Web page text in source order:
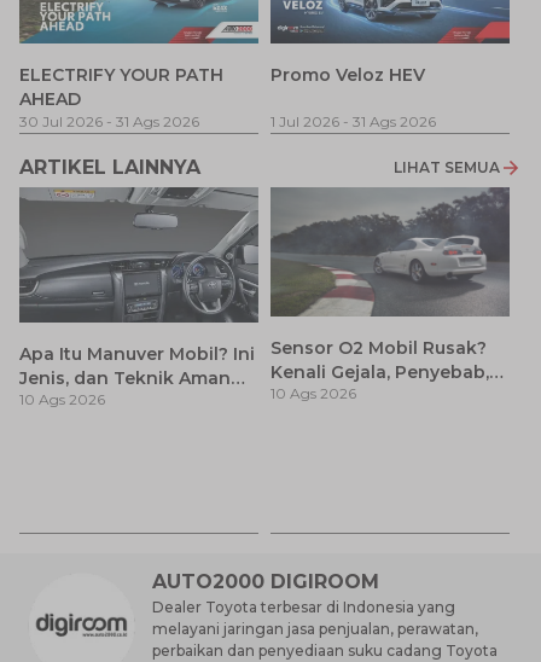
ELECTRIFY YOUR PATH
AHEAD
30 Jul 2026 - 31 Ags 2026
Promo Veloz HEV
1 Jul 2026 - 31 Ags 2026
ARTIKEL LAINNYA LIHAT SEMUA
Apa Itu Manuver Mobil? Ini
Jenis, dan Teknik Aman
Saat Berkendara
10 Ags 2026
Sensor O2 Mobil Rusak?
Kenali Gejala, Penyebab,
dan Cara Mengatasinya
10 Ags 2026
AUTO2000 DIGIROOM
Dealer Toyota terbesar di Indonesia yang
melayani jaringan jasa penjualan, perawatan,
perbaikan dan penyediaan suku cadang Toyota